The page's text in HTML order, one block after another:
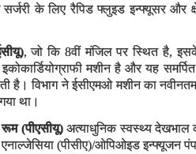
के लिए रैपिड फ्लुइड इन्फ्यूसर और
, जो कि 8वीं मंजिल पर स्थित है,
इकोकार्डियोग्राफी मशीन है और यह
है। विभाग ने ईसीएमओ मशीन का
था।
रूम (पीएसीयू)अत्याधुनिक स्वस्थ्य देखभाल
एनाल्जेसिया (पीसीए)/ओपिओइड